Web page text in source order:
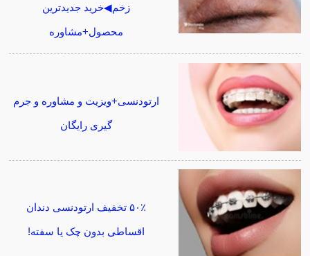
زخم◀خرید جدیدترین
محصول+مشاوره
ارتودنسی+ویزیت و مشاوره و جرم
گیری رایگان
۵۰٪ تخفیف ارتودنسی دندان
اقساطی بدون چک یا سفته!